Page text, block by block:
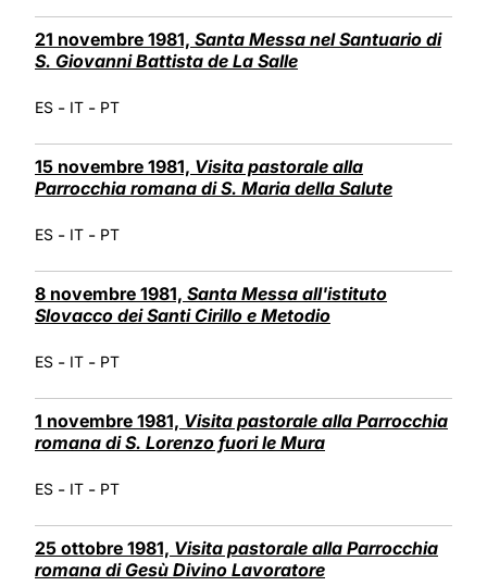
21 novembre 1981, Santa Messa nel Santuario di
S. Giovanni Battista de La Salle
ES - IT - PT
15 novembre 1981, Visita pastorale alla
Parrocchia romana di S. Maria della Salute
ES - IT - PT
8 novembre 1981, Santa Messa all'istituto
Slovacco dei Santi Cirillo e Metodio
ES - IT - PT
1 novembre 1981, Visita pastorale alla Parrocchia
romana di S. Lorenzo fuori le Mura
ES - IT - PT
25 ottobre 1981, Visita pastorale alla Parrocchia
romana di Gesù Divino Lavoratore